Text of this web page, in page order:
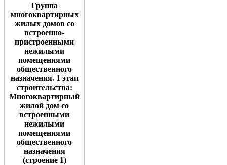
Группа
многоквартирных
жилых домов со
встроенно-
пристроенными
нежилыми
помещениями
общественного
назначения. 1 этап
строительства:
Многоквартирный
жилой дом со
встроенными
нежилыми
помещениями
общественного
назначения
(строение 1)